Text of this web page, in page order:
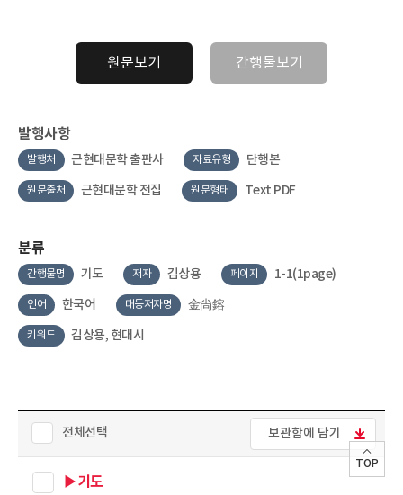
원문보기 간행물보기
발행사항
발행처 근현대문학 출판사 자료유형 단행본
원문출처 근현대문학 전집 원문형태 Text PDF
분류
간행물명 기도 저자 김상용 페이지 1-1(1page)
언어 한국어 대등저자명 金尙鎔
키워드 김상용, 현대시
전체선택 보관함에 담기
▶기도
TOP